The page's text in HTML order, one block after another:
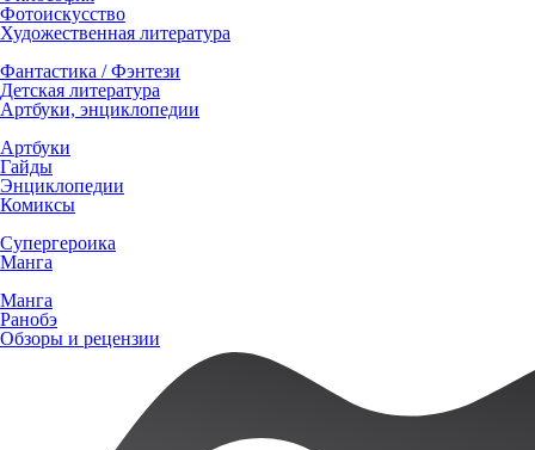
Фотоискусство
Художественная литература
Фантастика / Фэнтези
Детская литература
Артбуки, энциклопедии
Артбуки
Гайды
Энциклопедии
Комиксы
Супергероика
Манга
Манга
Ранобэ
Обзоры и рецензии